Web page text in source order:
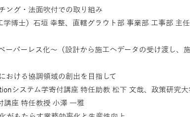
ング・法面吹付での取り組み
博士）石垣 幸整、直轄グラウト部 事業部 工事部 主
ーパーレス化〜（設計から施工へデータの受け渡し、
おける協調領域の創出を目指して
システム学寄付講座 特任助教 松下 文哉、政策研究大
講座 特任教授 小澤 一雅